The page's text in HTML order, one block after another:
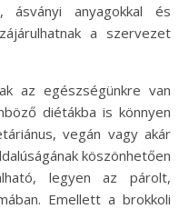
ásványi anyagokkal és
a szervezet
az egészségünkre van
diétákba is könnyen
vegán vagy akár
köszönhetően
legyen az párolt,
Emellett a brokkoli